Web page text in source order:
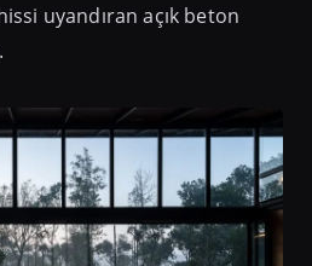
uyandıran açık beton